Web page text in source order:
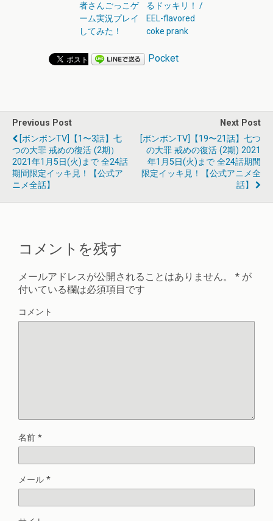
者さんごっこゲ
ーム実況プレイ
してみた！
るドッキリ！ /
EEL-flavored
coke prank
Pocket
Previous Post
[ボンボンTV]【1〜3話】七
つの大罪 戒めの復活 (2期）
2021年1月5日(火)まで 全24話
期間限定イッキ見！【公式ア
ニメ全話】
Next Post
[ボンボンTV]【19〜21話】七つ
の大罪 戒めの復活 (2期) 2021
年1月5日(火)まで 全24話期間
限定イッキ見！【公式アニメ全
話】
コメントを残す
メールアドレスが公開されることはありません。 * が
付いている欄は必須項目です
コメント
名前 *
メール *